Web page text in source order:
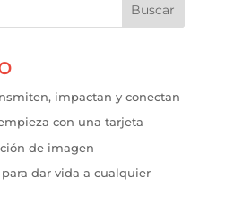
Buscar
impactan y conectan
con una tarjeta
de imagen
dar vida a cualquier